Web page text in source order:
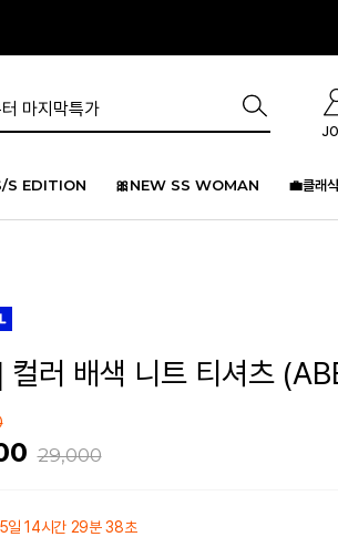
S EDITION 🎀NEW SS WOMAN 💼클래
컬러 배색 니트 티셔츠
29,000
5일 14시간 29분 38초